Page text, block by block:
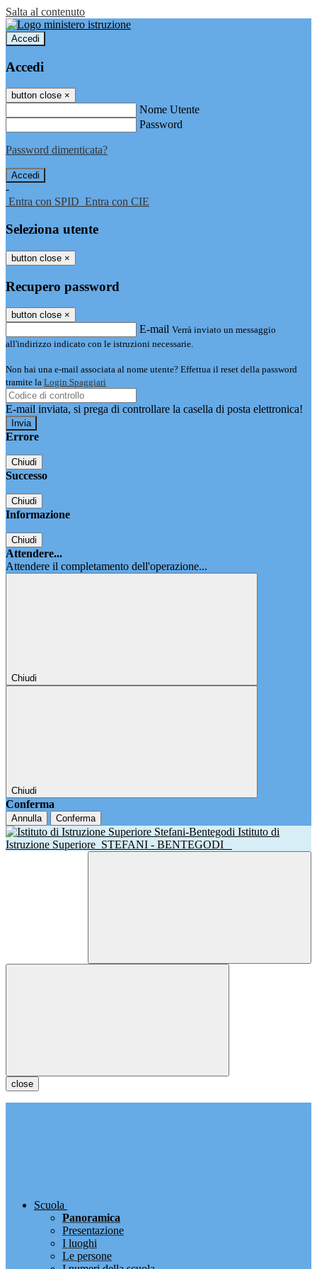
Salta al contenuto
Accedi
Accedi
button close ×
Nome Utente
Password
Password dimenticata?
-
Entra con SPID Entra con CIE
Seleziona utente
button close ×
Recupero password
button close ×
E-mail Verrà inviato un messaggio
all'indirizzo indicato con le istruzioni necessarie.
Non hai una e-mail associata al nome utente? Effettua il reset della password
tramite la Login Spaggiari
E-mail inviata, si prega di controllare la casella di posta elettronica!
Errore
Chiudi
Successo
Chiudi
Informazione
Chiudi
Attendere...
Attendere il completamento dell'operazione...
Chiudi
Chiudi
Conferma
Annulla Conferma
Istituto di
Istruzione Superiore STEFANI - BENTEGODI
close
Scuola
Panoramica
Presentazione
I luoghi
Le persone